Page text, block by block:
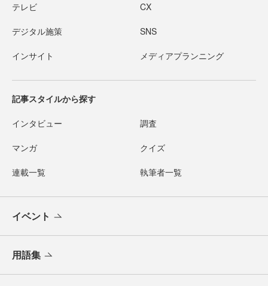
テレビ CX
デジタル施策 SNS
インサイト メディアプランニング
記事スタイルから探す
インタビュー 調査
マンガ クイズ
連載一覧 執筆者一覧
イベント
用語集